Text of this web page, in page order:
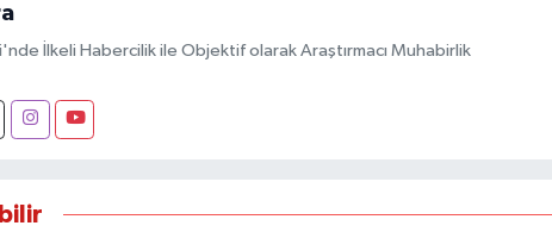
İlkeli Habercilik ile Objektif olarak Araştırmacı Muhabirlik